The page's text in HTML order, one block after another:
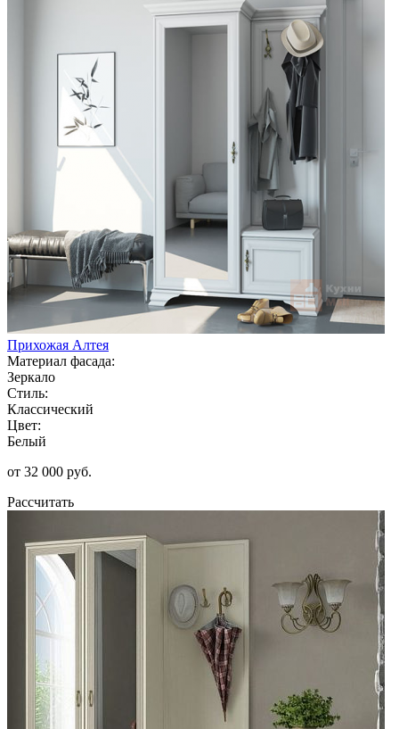
Прихожая Алтея
Материал фасада:
Зеркало
Стиль:
Классический
Цвет:
Белый
от 32 000 руб.
Рассчитать